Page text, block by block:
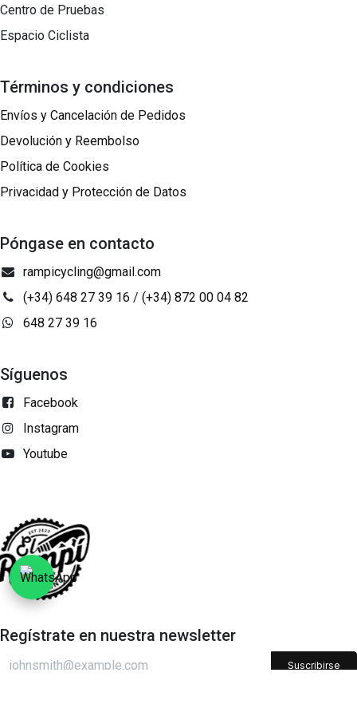
Centro de Pruebas
Espacio Ciclista
Términos y condiciones
Envíos y Cancelación de Pedidos
Devolución y Reembolso
Política de Cookies
Privacidad y Protección de Datos
Póngase en contacto
rampicycling@gmail.com
(+34) 648 27 39 16 / (+34) 872 00 04 82
648 27 39 16
Síguenos
Facebook
Instagram
Youtube
Regístrate en nuestra newsletter​
Suscribirse